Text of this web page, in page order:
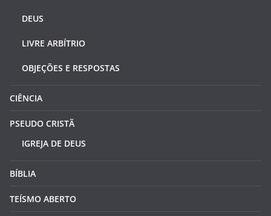
DEUS
LIVRE ARBÍTRIO
OBJEÇÕES E RESPOSTAS
CIÊNCIA
PSEUDO CRISTÃ
IGREJA DE DEUS
BÍBLIA
TEÍSMO ABERTO